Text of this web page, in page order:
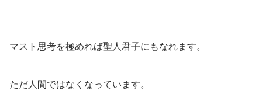
マスト思考を極めれば聖人君子にもなれます。
ただ人間ではなくなっています。